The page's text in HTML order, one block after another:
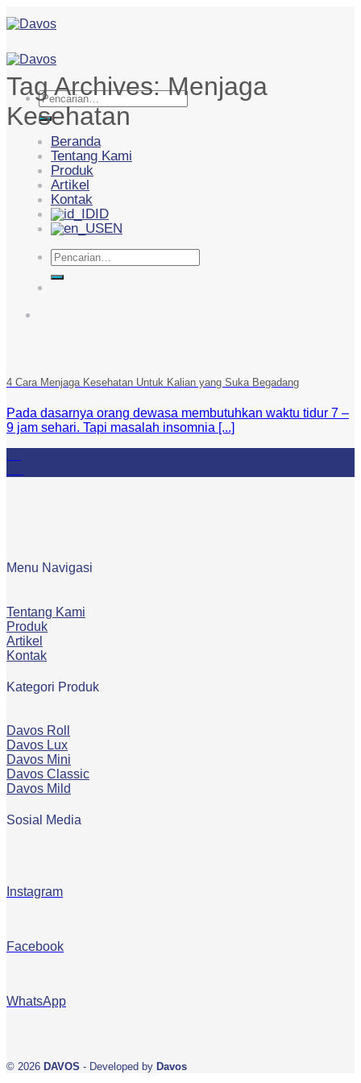
to
Pencarian
untuk:
Beranda
Tentang Kami
Produk
Artikel
Kontak
ID
EN
Pencarian
untuk:
Tag Archives:Menjaga
Kesehatan
4 Cara Menjaga Kesehatan Untuk Kalian yang Suka Begadang
Pada dasarnya orang dewasa membutuhkan waktu tidur 7 –
9 jam sehari. Tapi masalah insomnia [...]
Menu Navigasi
Tentang Kami
Produk
Artikel
Kontak
Kategori Produk
Davos Roll
Davos Lux
Davos Mini
Davos Classic
Davos Mild
Sosial Media
Instagram
Facebook
WhatsApp
© 2026 DAVOS - Developed by Davos